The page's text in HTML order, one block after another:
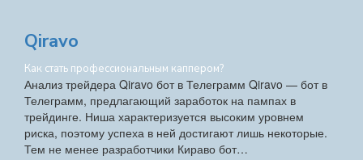
Qiravo
Как стать профессиональным каппером?
Анализ трейдера Qiravo бот в Телеграмм Qiravo — бот в
Телеграмм, предлагающий заработок на пампах в
трейдинге. Ниша характеризуется высоким уровнем
риска, поэтому успеха в ней достигают лишь некоторые.
Тем не менее разработчики Кираво бот…